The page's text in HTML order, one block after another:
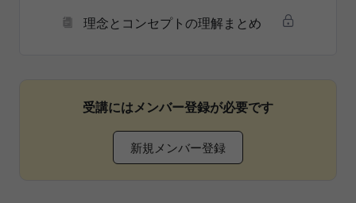
理念とコンセプトの理解まとめ
受講にはメンバー登録が必要です
新規メンバー登録